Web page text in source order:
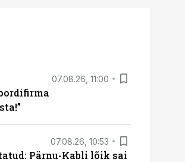
07.08.26, 11:00
07.08.26, 10:53
Pärnu-Kabli lõik sai